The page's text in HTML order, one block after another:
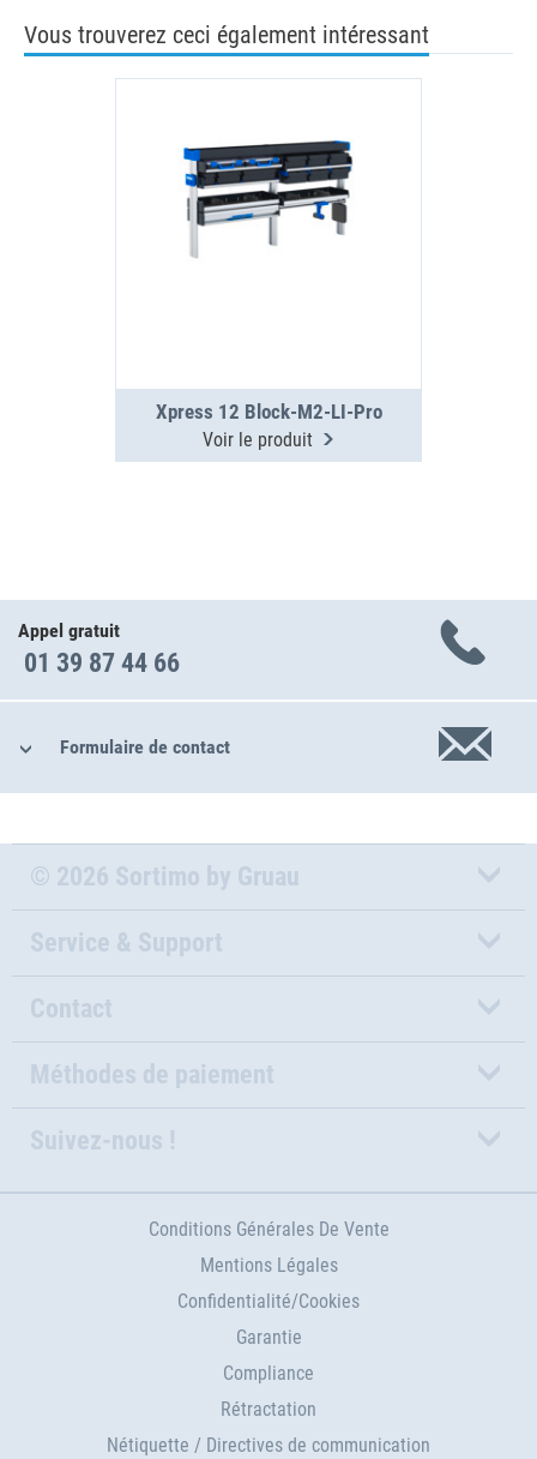
Vous trouverez ceci également intéressant
Xpress 12 Block-M2-LI-Pro
Voir le produit
Appel gratuit
01 39 87 44 66
Formulaire de contact
© 2026 Sortimo by Gruau
Service & Support
Contact
Méthodes de paiement
Suivez-nous !
Conditions Générales De Vente
Mentions Légales
Confidentialité/Cookies
Garantie
Compliance
Rétractation
Nétiquette / Directives de communication